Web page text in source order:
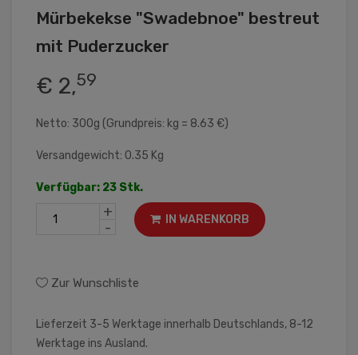
Mürbekekse "Swadebnoe" bestreut
mit Puderzucker
€ 2,59
Netto: 300g (Grundpreis: kg = 8.63 €)
Versandgewicht: 0.35 Kg
Verfügbar: 23 Stk.
+
-
IN WARENKORB
Zur Wunschliste
Lieferzeit 3-5 Werktage innerhalb Deutschlands, 8-12
Werktage ins Ausland.